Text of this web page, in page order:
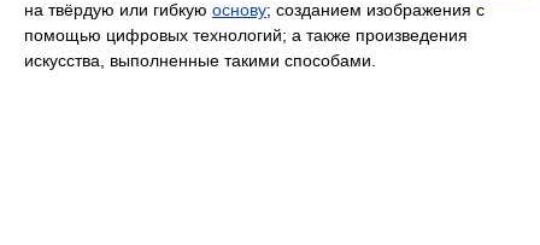
на твёрдую или гибкую основу; созданием изображения с
помощью цифровых технологий; а также произведения
искусства, выполненные такими способами.